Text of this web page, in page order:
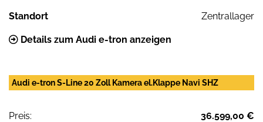
Standort Zentrallager
Details zum Audi e-tron anzeigen
Audi e-tron S-Line 20 Zoll Kamera el.Klappe Navi SHZ
Preis:
36.599,00 €